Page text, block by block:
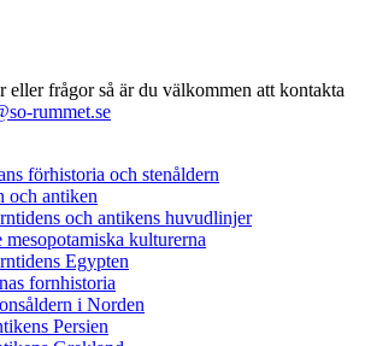
eller frågor så är du välkommen att kontakta
rummet.se
förhistoria och stenåldern
och antiken
och antikens huvudlinjer
mesopotamiska kulturerna
Egypten
fornhistoria
i Norden
Persien